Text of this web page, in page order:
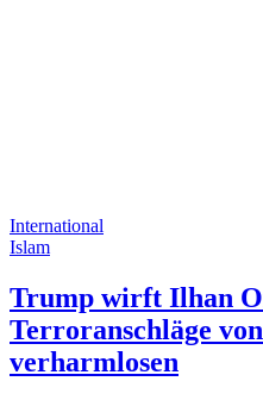
International
Islam
Trump wirft Ilhan
Terroranschläge
verharmlosen